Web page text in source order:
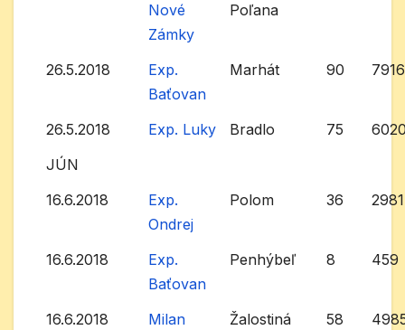
Nové
Zámky
Poľana
26.5.2018
Exp.
Baťovan
Marhát 90 7916
26.5.2018 Exp. Luky Bradlo 75
JÚN
16.6.2018
Exp.
Ondrej
Polom 36 2981
16.6.2018
Exp.
Baťovan
Penhýbeľ 8 459
16.6.2018
Milan
Žalostiná 58